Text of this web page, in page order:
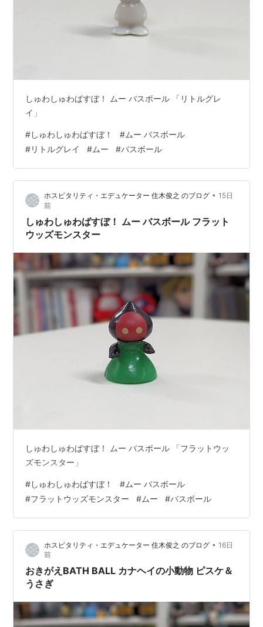
しゅわしゅわばすぼ！ ムー バスボール 「リトルグレ
イ」
#しゅわしゅわばすぼ！ #ムー バスボール
#リトルグレイ #ムー #バスボール
ホスピタリティ・エデュケーター 住木俊之 のブログ • 15日
前
しゅわしゅわばすぼ！ ムー バスボール フラット
ウッズモンスター
しゅわしゅわばすぼ！ ムー バスボール 「フラットウッ
ズモンスター」
#しゅわしゅわばすぼ！ #ムー バスボール
#フラットウッズモンスター #ムー #バスボール
ホスピタリティ・エデュケーター 住木俊之 のブログ • 16日
前
おきがえBATH BALL カナヘイの小動物 ピスケ＆
うさぎ